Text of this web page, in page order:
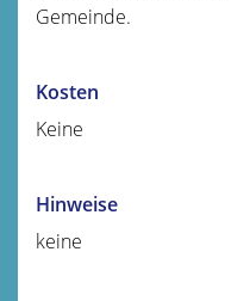
Gemeinde.
Kosten
Keine
Hinweise
keine